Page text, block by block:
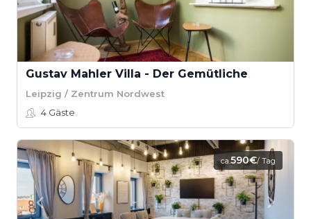
Gustav Mahler Villa - Der Gemütliche
Leipzig / Zentrum Nordwest
4 Gäste
ca.590€/ Tag